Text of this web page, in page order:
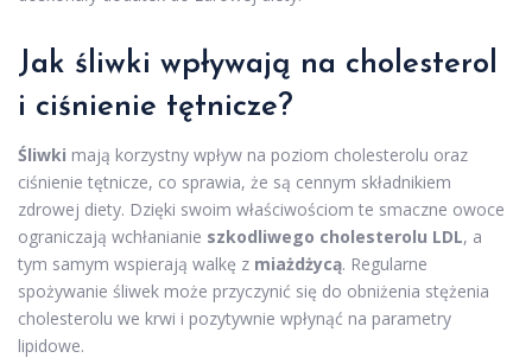
Jak śliwki wpływają na cholesterol
i ciśnienie tętnicze?
Śliwki mają korzystny wpływ na poziom cholesterolu oraz
ciśnienie tętnicze, co sprawia, że są cennym składnikiem
zdrowej diety. Dzięki swoim właściwościom te smaczne owoce
ograniczają wchłanianie szkodliwego cholesterolu LDL, a
tym samym wspierają walkę z miażdżycą. Regularne
spożywanie śliwek może przyczynić się do obniżenia stężenia
cholesterolu we krwi i pozytywnie wpłynąć na parametry
lipidowe.